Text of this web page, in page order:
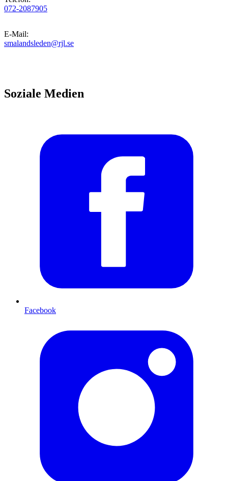
072-2087905
E-Mail:
smalandsleden@rjl.se
Soziale Medien
Facebook